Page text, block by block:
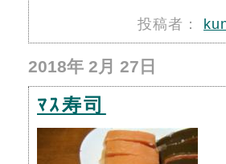
投稿者：
2018年 2月 27日
ﾏｽ寿司